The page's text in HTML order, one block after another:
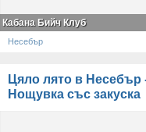
Кабана Бийч Клуб
Несебър
Цяло лято в Несебър
Нощувка със закуска